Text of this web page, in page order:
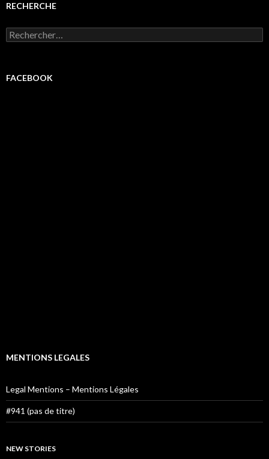
RECHERCHE
Rechercher :
FACEBOOK
MENTIONS LEGALES
Legal Mentions – Mentions Légales
#941 (pas de titre)
NEW STORIES